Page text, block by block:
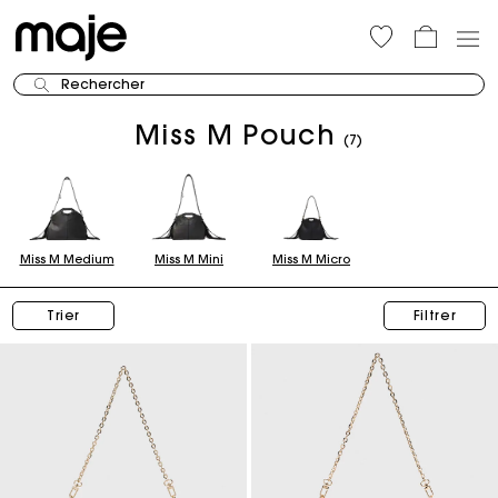
Rechercher
Miss M Pouch (7)
Miss M Medium Miss M Mini Miss M Micro
Trier Filtrer